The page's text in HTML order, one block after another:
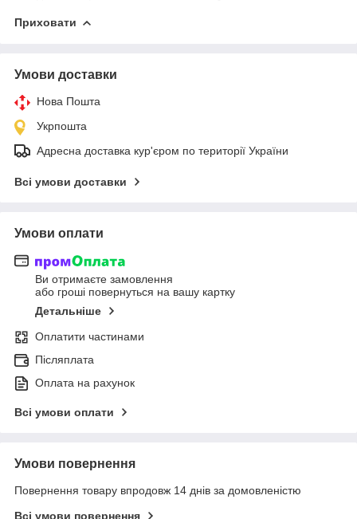
Приховати
Умови доставки
Нова Пошта
Укрпошта
Адресна доставка кур'єром по території України
Всі умови доставки
Умови оплати
Ви отримаєте замовлення
або гроші повернуться на вашу картку
Детальніше
Оплатити частинами
Післяплата
Оплата на рахунок
Всі умови оплати
Умови повернення
Повернення товару впродовж 14 днів за домовленістю
Всі умови повернення